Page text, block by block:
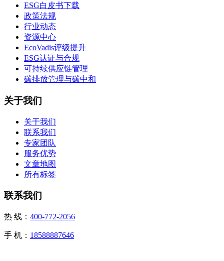
ESG白皮书下载
政策法规
行业动态
资源中心
EcoVadis评级提升
ESG认证与合规
可持续供应链管理
碳排放管理与碳中和
关于我们
关于我们
联系我们
专家团队
服务优势
文章地图
所有标签
联系我们
热 线： 400-772-2056
手 机： 18588887646